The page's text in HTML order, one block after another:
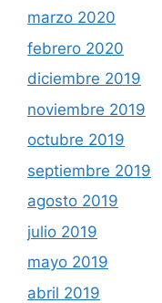
marzo 2020
febrero 2020
diciembre 2019
noviembre 2019
octubre 2019
septiembre 2019
agosto 2019
julio 2019
mayo 2019
abril 2019